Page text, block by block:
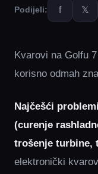
Podijeli: f 𝕏
Kvarovi na Golfu
korisno odmah
Najčešći
(curenje
trošenje turbine,
elektronički